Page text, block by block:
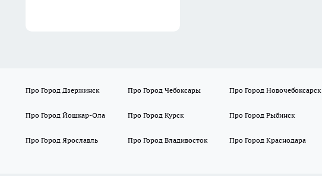
Про Город Дзержинск Про Город Чебоксары Про Город Новочебоксарск
Про Город Йошкар-Ола Про Город Курск Про Город Рыбинск
Про Город Ярославль Про Город Владивосток Про Город Краснодара